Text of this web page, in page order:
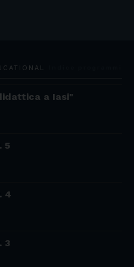
a Iasi"
5
4
3